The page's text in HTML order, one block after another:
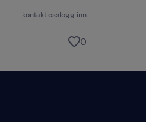
kontakt osslogg inn
0